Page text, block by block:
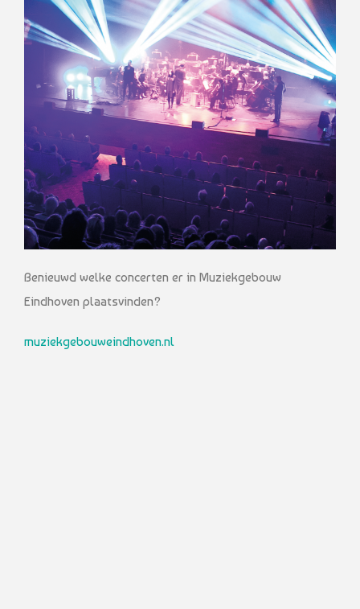
Benieuwd welke concerten er in Muziekgebouw
Eindhoven plaatsvinden?
muziekgebouweindhoven.nl